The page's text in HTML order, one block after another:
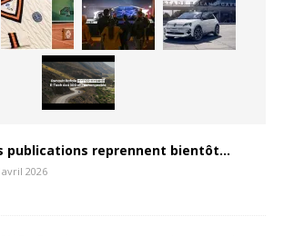
publications reprennent bientôt…
avril 2026